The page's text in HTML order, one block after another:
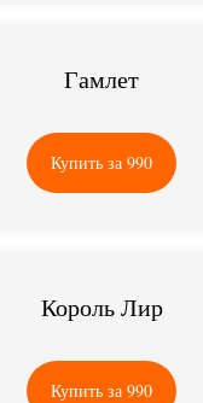
Гамлет
Купить за 990
Король Лир
Купить за 990